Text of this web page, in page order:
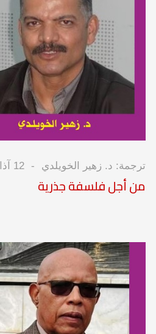
ترجمة: د. زهير الخويلدي 12 آذار/مارس 2025
من أجل فلسفة جذرية